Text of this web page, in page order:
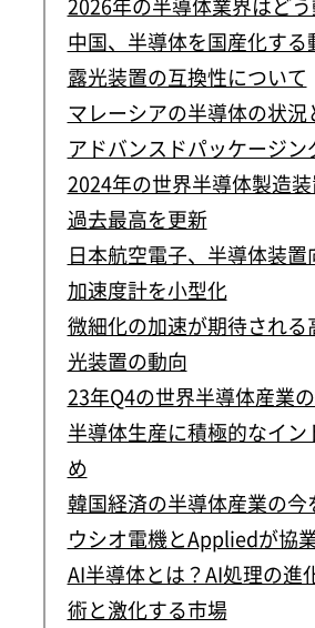
中国、半導体を国産化する
露光装置の互換性について
マレーシアの半導体の状況
アドバンスドパッケージン
2024年の世界半導体製造
過去最高を更新
日本航空電子、半導体装
加速度計を小型化
微細化の加速が期待される
光装置の動向
23年Q4の世界半導体産業
半導体生産に積極的なイン
め
韓国経済の半導体産業の今
ウシオ電機とAppliedが協
AI半導体とは？AI処理の進
術と激化する市場